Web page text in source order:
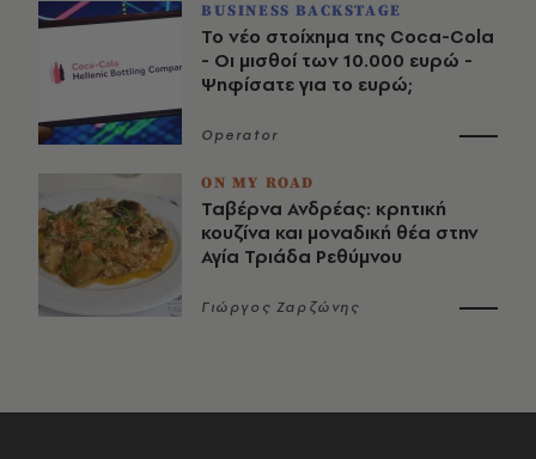
BUSINESS BACKSTAGE
Το νέο στοίχημα της Coca-Cola
- Οι μισθοί των 10.000 ευρώ -
Ψηφίσατε για το ευρώ;
Operator
ON MY ROAD
Ταβέρνα Ανδρέας: κρητική
κουζίνα και μοναδική θέα στην
Αγία Τριάδα Ρεθύμνου
Γιώργος Ζαρζώνης